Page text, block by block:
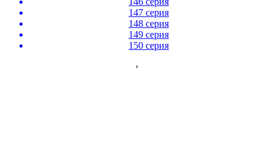
147 серия
148 серия
149 серия
150 серия
›